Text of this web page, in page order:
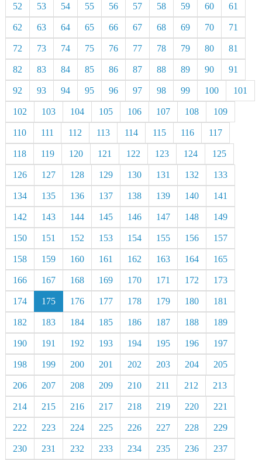
52 53 54 55 56 57 58 59 60 61
62 63 64 65 66 67 68 69 70 71
72 73 74 75 76 77 78 79 80 81
82 83 84 85 86 87 88 89 90 91
92 93 94 95 96 97 98 99 100 101
102 103 104 105 106 107 108 109
110 111 112 113 114 115 116 117
118 119 120 121 122 123 124 125
126 127 128 129 130 131 132 133
134 135 136 137 138 139 140 141
142 143 144 145 146 147 148 149
150 151 152 153 154 155 156 157
158 159 160 161 162 163 164 165
166 167 168 169 170 171 172 173
174 175 176 177 178 179 180 181
182 183 184 185 186 187 188 189
190 191 192 193 194 195 196 197
198 199 200 201 202 203 204 205
206 207 208 209 210 211 212 213
214 215 216 217 218 219 220 221
222 223 224 225 226 227 228 229
230 231 232 233 234 235 236 237